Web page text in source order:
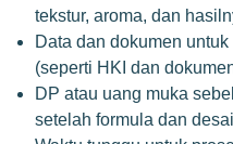
tekstur, aroma, dan
Data dan dokumen
(seperti HKI dan
DP atau uang muka
setelah formula dan